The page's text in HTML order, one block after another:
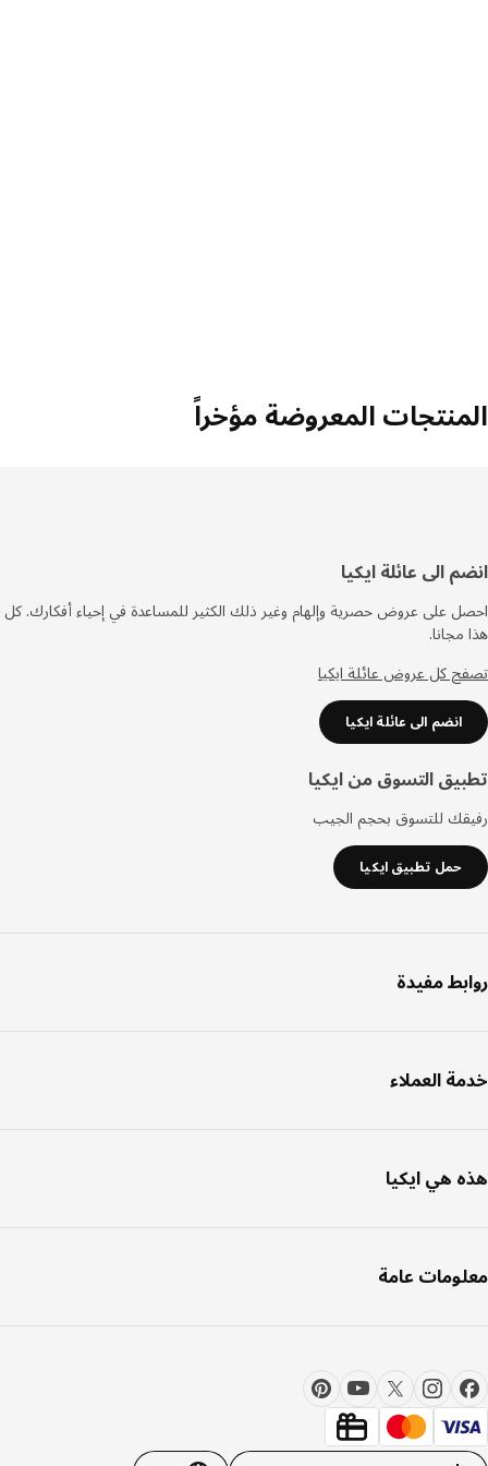
المعروضة مؤخراً
الى عائلة ايكيا
على عروض حصرية وإلهام وغير ذلك الكثير للمساعدة في إحياء أفكارك. كل
كل عروض عائلة ايكيا
انضم الى عائلة ايكيا
التسوق من ايكيا
للتسوق بحجم الجيب
حمل تطبيق ايكيا
مفيدة
العملاء
هي ايكيا
عامة